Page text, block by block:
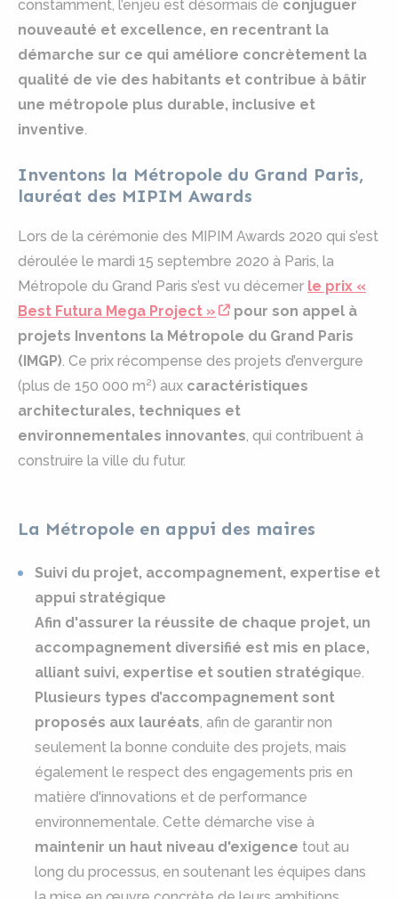
constamment, l’enjeu est désormais de conjuguer
nouveauté et excellence, en recentrant la
démarche sur ce qui améliore concrètement la
qualité de vie des habitants et contribue à bâtir
une métropole plus durable, inclusive et
inventive.
Inventons la Métropole du Grand Paris,
lauréat des MIPIM Awards
Lors de la cérémonie des MIPIM Awards 2020 qui s’est
déroulée le mardi 15 septembre 2020 à Paris, la
Métropole du Grand Paris s’est vu décerner le prix «
Best Futura Mega Project »
pour son appel à
projets Inventons la Métropole du Grand Paris
(IMGP). Ce prix récompense des projets d’envergure
(plus de 150 000 m²) aux caractéristiques
architecturales, techniques et
environnementales innovantes, qui contribuent à
construire la ville du futur.
La Métropole en appui des maires
Suivi du projet, accompagnement, expertise et
appui stratégique
Afin d'assurer la réussite de chaque projet, un
accompagnement diversifié est mis en place,
alliant suivi, expertise et soutien stratégique.
Plusieurs types d’accompagnement sont
proposés aux lauréats, afin de garantir non
seulement la bonne conduite des projets, mais
également le respect des engagements pris en
matière d'innovations et de performance
environnementale. Cette démarche vise à
maintenir un haut niveau d'exigence tout au
long du processus, en soutenant les équipes dans